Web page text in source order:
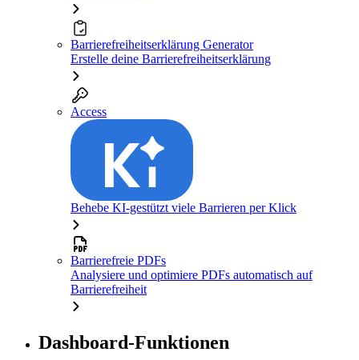
Barrierefreiheitserklärung Generator
Erstelle deine Barrierefreiheitserklärung
Access
Behebe KI-gestützt viele Barrieren per Klick
Barrierefreie PDFs
Analysiere und optimiere PDFs automatisch auf
Barrierefreiheit
Dashboard-Funktionen